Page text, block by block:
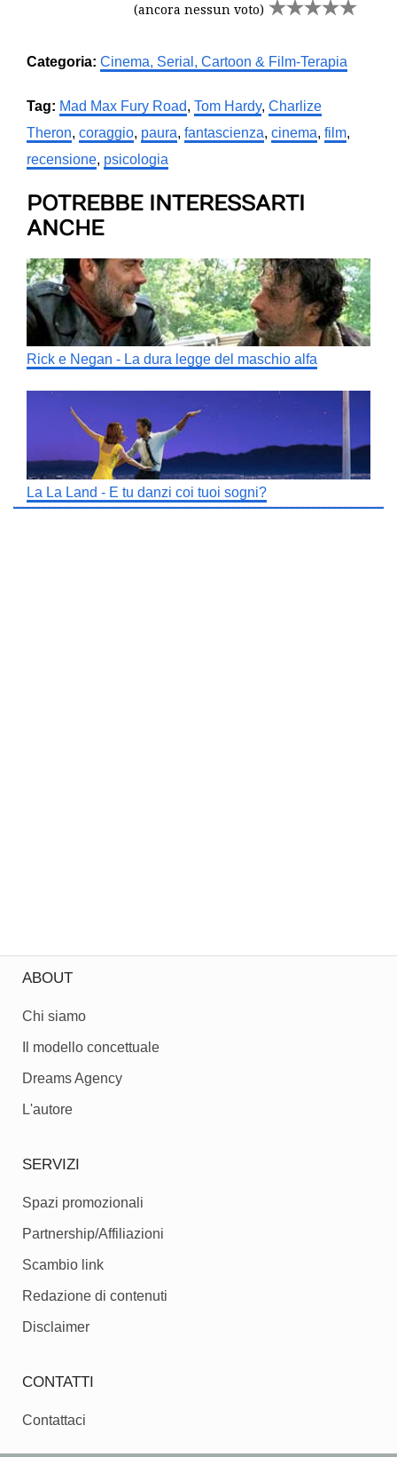
(ancora nessun voto)
Categoria: Cinema, Serial, Cartoon & Film-Terapia
Tag: Mad Max Fury Road, Tom Hardy, Charlize
Theron, coraggio, paura, fantascienza, cinema, film,
recensione, psicologia
POTREBBE INTERESSARTI
ANCHE
Rick e Negan - La dura legge del maschio alfa
La La Land - E tu danzi coi tuoi sogni?
ABOUT
Chi siamo
Il modello concettuale
Dreams Agency
L'autore
SERVIZI
Spazi promozionali
Partnership/Affiliazioni
Scambio link
Redazione di contenuti
Disclaimer
CONTATTI
Contattaci